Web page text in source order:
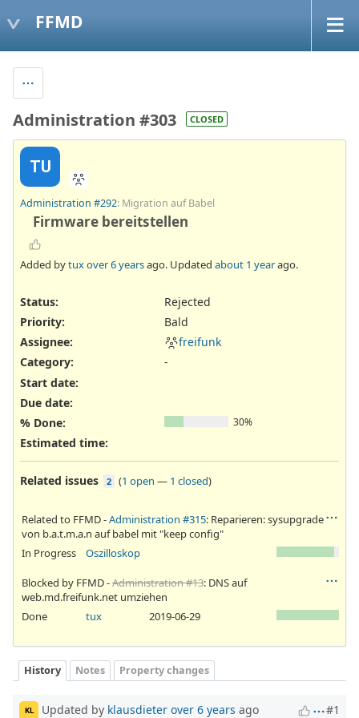
FFMD
Administration #303 CLOSED
TU
Administration #292: Migration auf Babel
Firmware bereitstellen
Added bytuxover 6 yearsago. Updated about 1 yearago.
Status:
Rejected
Priority:
Bald
Assignee:
freifunk
Category:
-
Start date:
Due date:
% Done:
30%
Estimated time:
Related issues 2 (1 open — 1 closed)
Related to FFMD -Administration #315: Reparieren: sysupgrade
von b.a.t.m.a.n auf babel mit "keep config"
In Progress
Oszilloskop
Blocked by FFMD -Administration #13: DNS auf
web.md.freifunk.net umziehen
Done
tux 2019-06-29
History Notes Property changes
KL Updated by klausdieter over 6 years ago #1